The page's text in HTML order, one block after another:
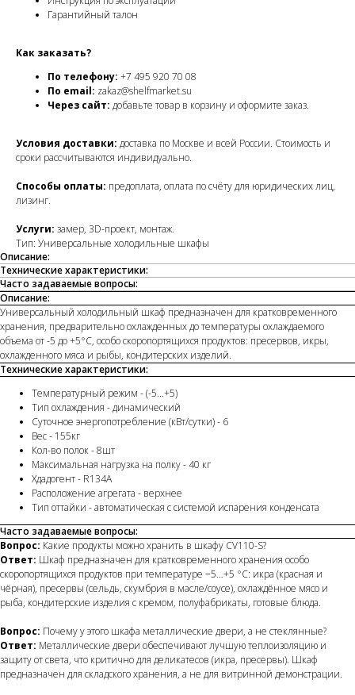
Гарантийный талон
Как заказать?
По телефону: +7 495 920 70 08
По email: zakaz@shelfmarket.su
Через сайт: добавьте товар в корзину и оформите заказ.
Условия доставки: доставка по Москве и всей России. Стоимость и
сроки рассчитываются индивидуально.
Способы оплаты: предоплата, оплата по счёту для юридических лиц,
лизинг.
Услуги: замер, 3D-проект, монтаж.
Тип: Универсальные холодильные шкафы
Описание:
Технические характеристики:
Часто задаваемые вопросы:
Описание:
Универсальный холодильный шкаф предназначен для кратковременного
хранения, предварительно охлажденных до температуры охлаждаемого
объема от -5 до +5°С, особо скоропортящихся продуктов: пресервов, икры,
охлажденного мяса и рыбы, кондитерских изделий.
Технические характеристики:
Температурный режим - (-5...+5)
Тип охлаждения - динамический
Суточное энергопотребление (кВт/сутки) - 6
Вес - 155кг
Кол-во полок - 8шт
Максимальная нагрузка на полку - 40 кг
Хдадогент - R134A
Расположение агрегата - верхнее
Тип оттайки - автоматическая с системой испарения конденсата
Часто задаваемые вопросы:
Вопрос: Какие продукты можно хранить в шкафу CV110-S?
Ответ: Шкаф предназначен для кратковременного хранения особо
скоропортящихся продуктов при температуре −5…+5 °C: икра (красная и
чёрная), пресервы (сельдь, скумбрия в масле/соусе), охлаждённое мясо и
рыба, кондитерские изделия с кремом, полуфабрикаты, готовые блюда.
Вопрос: Почему у этого шкафа металлические двери, а не стеклянные?
Ответ: Металлические двери обеспечивают лучшую теплоизоляцию и
защиту от света, что критично для деликатесов (икра, пресервы). Шкаф
предназначен для складского хранения, а не для витринной демонстрации.